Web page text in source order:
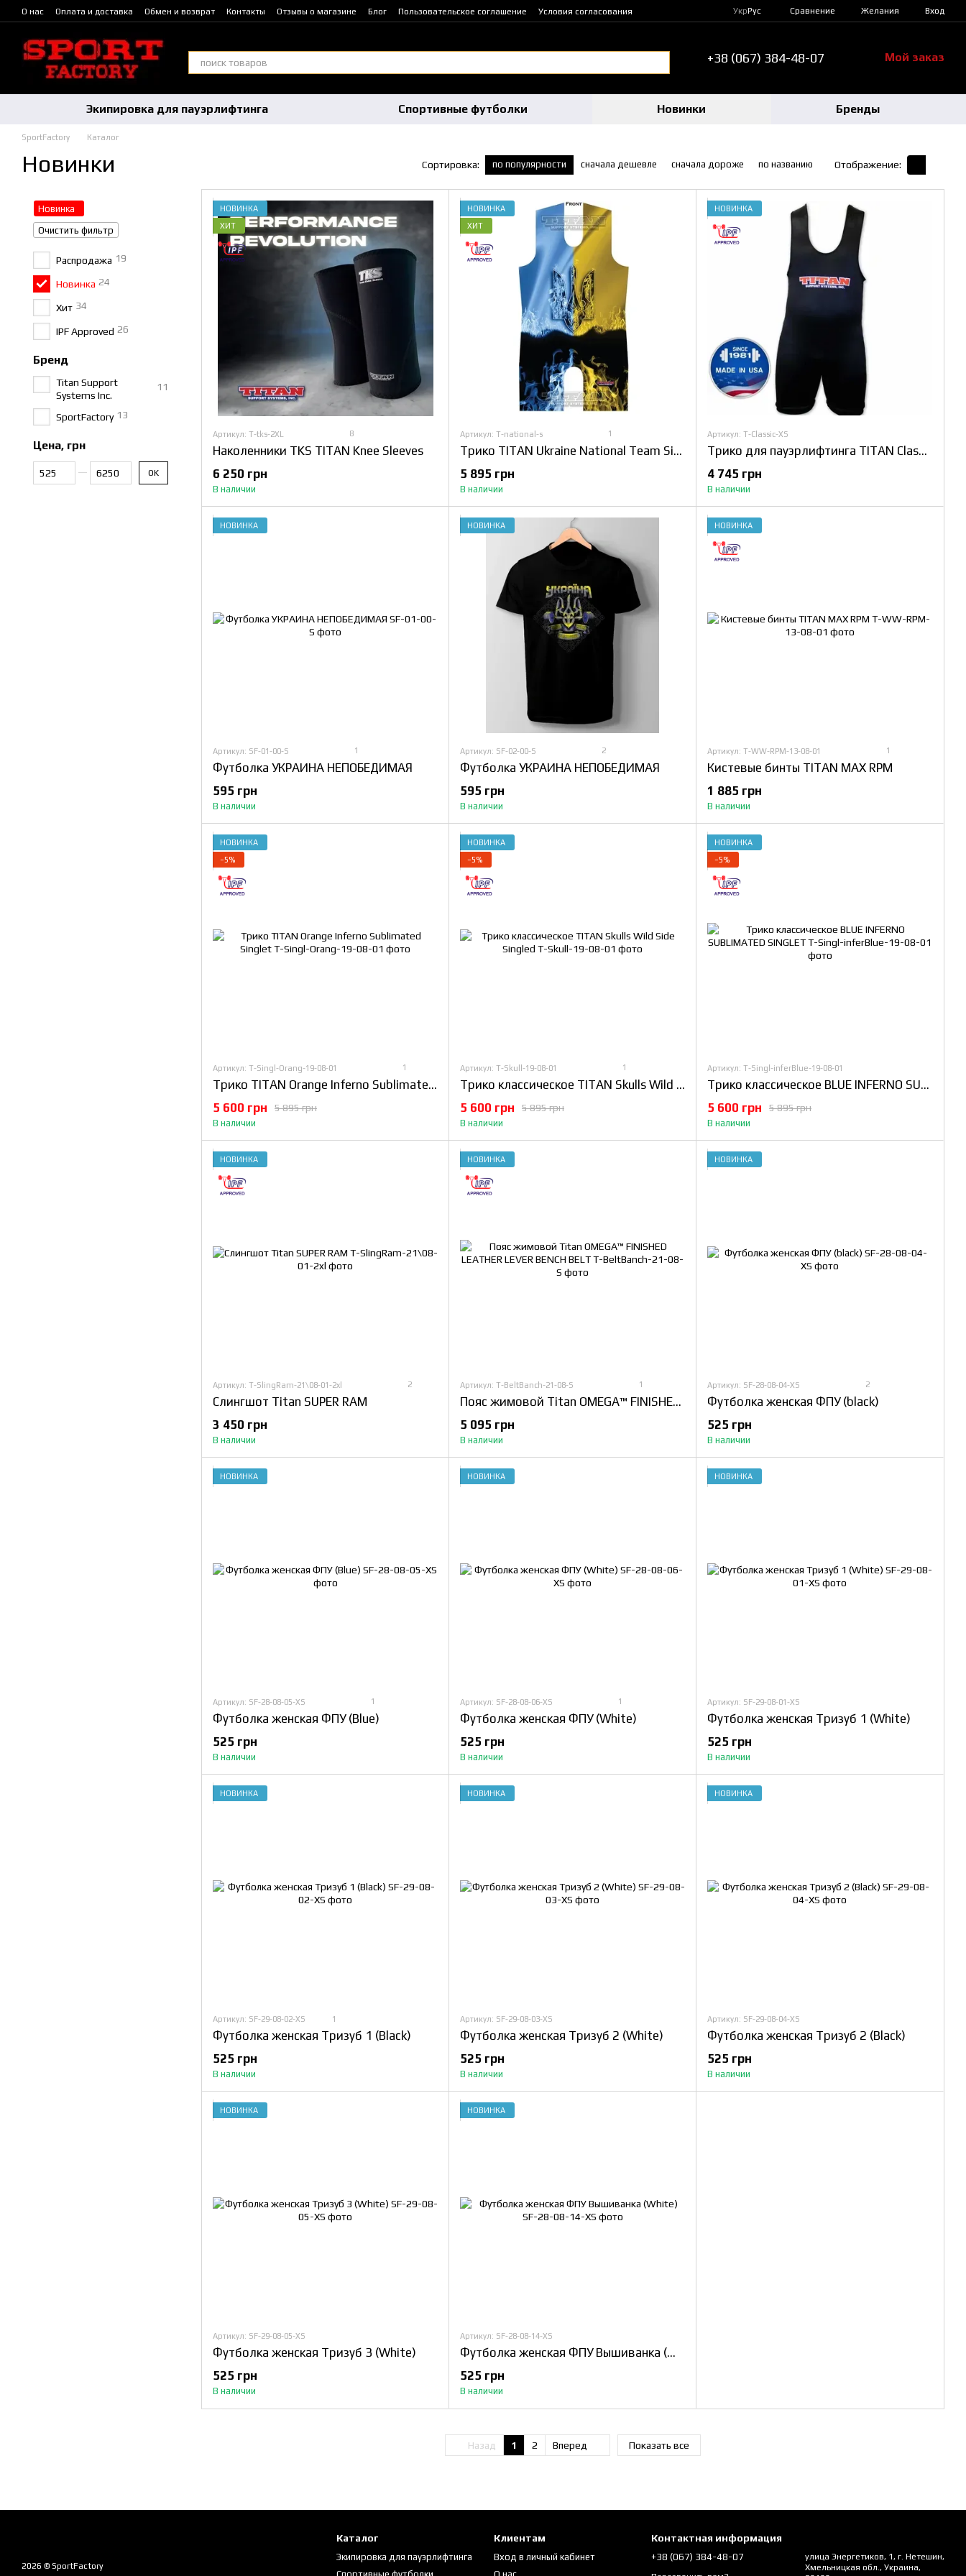
Перейти к основному контенту
О нас Оплата и доставка Обмен и возврат Контакты Отзывы о магазине Блог Пользовательское соглашение
Условия согласования
Гарантийные обязательства
УкрРус Сравнение Желания Вход
+38 (067) 384-48-07 Мой заказ
Экипировка для пауэрлифтинга Спортивные футболки Новинки Бренды
SportFactory Каталог
Новинки Сортировка: по популярности сначала дешевле сначала дороже по названию Отображение:
НОВИНКА
ХИТ
Артикул: T-tks-2XL 8
Наколенники TKS TITAN Knee Sleeves
6 250 грн
В наличии
НОВИНКА
ХИТ
Артикул: T-national-s 1
Трико TITAN Ukraine National Team Singlet
5 895 грн
В наличии
НОВИНКА
Артикул: T-Classic-XS
Трико для пауэрлифтинга TITAN Classic Singlet
4 745 грн
В наличии
НОВИНКА
Артикул: SF-01-00-S 1
Футболка УКРАИНА НЕПОБЕДИМАЯ
595 грн
В наличии
НОВИНКА
Артикул: SF-02-00-S 2
Футболка УКРАИНА НЕПОБЕДИМАЯ
595 грн
В наличии
НОВИНКА
Артикул: T-WW-RPM-13-08-01 1
Кистевые бинты TITAN MAX RPM
1 885 грн
В наличии
НОВИНКА
−5%
Артикул: T-Singl-Orang-19-08-01 1
Трико TITAN Orange Inferno Sublimated Singlet
5 895 грн
5 600 грн
В наличии
НОВИНКА
−5%
Артикул: T-Skull-19-08-01 1
Трико классическое TITAN Skulls Wild Side Singled
5 895 грн
5 600 грн
В наличии
НОВИНКА
−5%
Артикул: T-Singl-inferBlue-19-08-01
Трико классическое BLUE INFERNO SUBLIMATED SINGLET
5 895 грн
5 600 грн
В наличии
НОВИНКА
Артикул: T-SlingRam-21\08-01-2xl 2
Слингшот Titan SUPER RAM
3 450 грн
В наличии
НОВИНКА
Артикул: T-BeltBanch-21-08-S 1
Пояс жимовой Titan OMEGA™ FINISHED LEATHER LEVER BENCH BELT
5 095 грн
В наличии
НОВИНКА
Артикул: SF-28-08-04-XS 2
Футболка женская ФПУ (black)
525 грн
В наличии
НОВИНКА
Артикул: SF-28-08-05-XS 1
Футболка женская ФПУ (Blue)
525 грн
В наличии
НОВИНКА
Артикул: SF-28-08-06-XS 1
Футболка женская ФПУ (White)
525 грн
В наличии
НОВИНКА
Артикул: SF-29-08-01-XS
Футболка женская Тризуб 1 (White)
525 грн
В наличии
НОВИНКА
Артикул: SF-29-08-02-XS 1
Футболка женская Тризуб 1 (Black)
525 грн
В наличии
НОВИНКА
Артикул: SF-29-08-03-XS
Футболка женская Тризуб 2 (White)
525 грн
В наличии
НОВИНКА
Артикул: SF-29-08-04-XS
Футболка женская Тризуб 2 (Black)
525 грн
В наличии
НОВИНКА
Артикул: SF-29-08-05-XS
Футболка женская Тризуб 3 (White)
525 грн
В наличии
НОВИНКА
Артикул: SF-28-08-14-XS
Футболка женская ФПУ Вышиванка (White)
525 грн
В наличии
Назад 1 2 Вперед Показать все
Новинка
Очистить фильтр
Распродажа 19
Новинка 24
Хит 34
IPF Approved 26
Бренд
Titan Support
Systems Inc.
11
SportFactory 13
Цена, грн
OK
2026 © SportFactory
Каталог
Экипировка для пауэрлифтинга
Клиентам
Вход в личный кабинет
Контактная информация
+38 (067) 384-48-07
улица Энергетиков, 1, г. Нетешин,
Хмельницкая обл., Украина,